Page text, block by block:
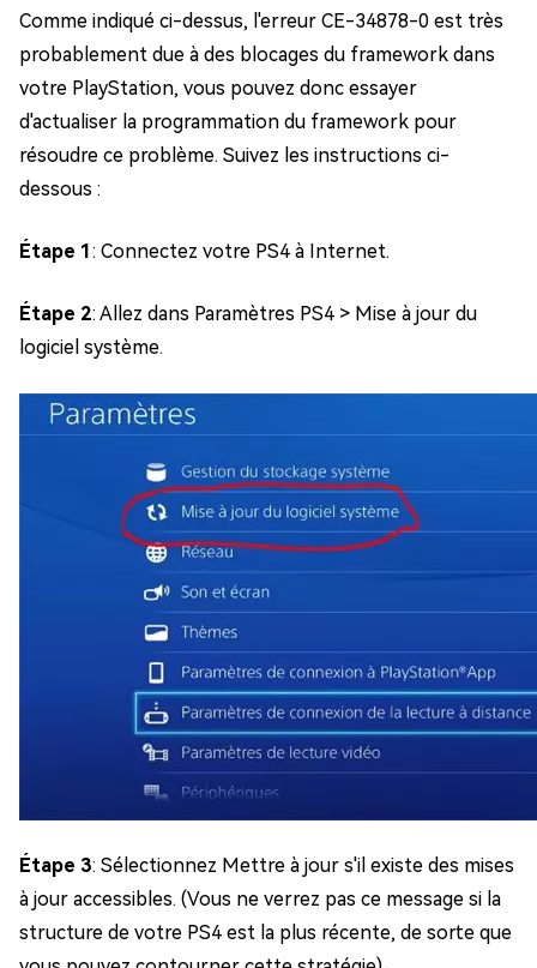
Comme indiqué ci-dessus, l'erreur CE-34878-0 est très
probablement due à des blocages du framework dans
votre PlayStation, vous pouvez donc essayer
d'actualiser la programmation du framework pour
résoudre ce problème. Suivez les instructions ci-
dessous :
Étape 1: Connectez votre PS4 à Internet.
Étape 2: Allez dans Paramètres PS4 > Mise à jour du
logiciel système.
Étape 3: Sélectionnez Mettre à jour s'il existe des mises
à jour accessibles. (Vous ne verrez pas ce message si la
structure de votre PS4 est la plus récente, de sorte que